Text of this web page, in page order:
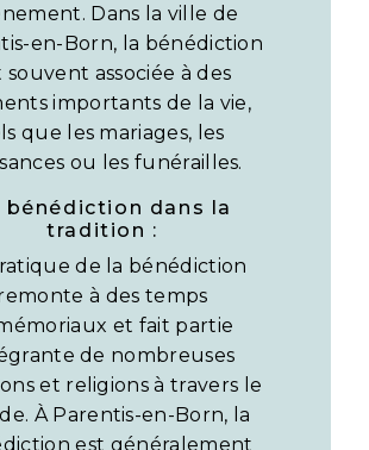
Dans la ville de
en-Born, la bénédiction
souvent associée à des
importants de la vie,
que les mariages, les
ou les funérailles.
bénédiction dans la
tradition :
de la bénédiction
à des temps
et fait partie
de nombreuses
et religions à travers le
À Parentis-en-Born, la
est généralement